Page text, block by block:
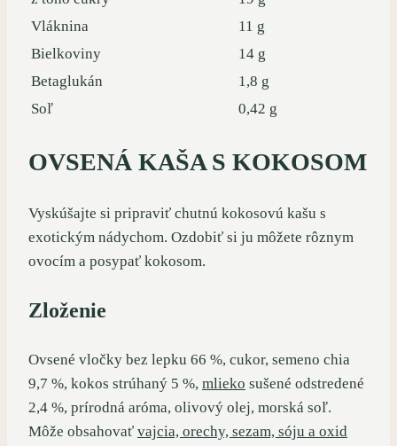
Vláknina
11 g
Bielkoviny
14 g
Betaglukán
1,8 g
Soľ
0,42 g
OVSENÁ KAŠA S KOKOSOM
Vyskúšajte si pripraviť chutnú kokosovú kašu s
exotickým nádychom. Ozdobiť si ju môžete rôznym
ovocím a posypať kokosom.
Zloženie
Ovsené vločky bez lepku 66 %, cukor, semeno chia
9,7 %, kokos strúhaný 5 %, mlieko sušené odstredené
2,4 %, prírodná aróma, olivový olej, morská soľ.
Môže obsahovať vajcia, orechy, sezam, sóju a oxid